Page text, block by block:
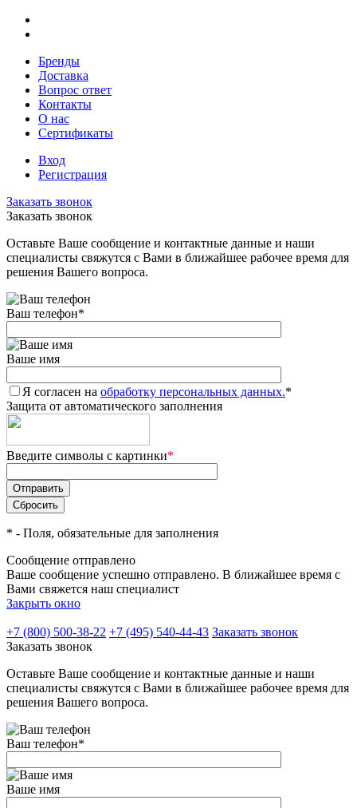
Бренды
Доставка
Вопрос ответ
Контакты
О нас
Сертификаты
Вход
Регистрация
Заказать звонок
Заказать звонок
Оставьте Ваше сообщение и контактные данные и наши
специалисты свяжутся с Вами в ближайшее рабочее время для
решения Вашего вопроса.
Ваш телефон*
Ваше имя
Я согласен на обработку персональных данных.*
Защита от автоматического заполнения
Введите символы с картинки*
* - Поля, обязательные для заполнения
Сообщение отправлено
Ваше сообщение успешно отправлено. В ближайшее время с
Вами свяжется наш специалист
Закрыть окно
+7 (800) 500-38-22 +7 (495) 540-44-43 Заказать звонок
Заказать звонок
Оставьте Ваше сообщение и контактные данные и наши
специалисты свяжутся с Вами в ближайшее рабочее время для
решения Вашего вопроса.
Ваш телефон*
Ваше имя